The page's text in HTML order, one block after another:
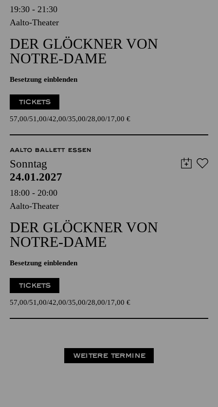
19:30 - 21:30
Aalto-Theater
DER GLÖCKNER­ VON
NOTRE-DAME
Besetzung einblenden
TICKETS
57,00 51,00 42,00 35,00 28,00 17,00 €
AALTO BALLETT ESSEN
Sonntag
24.01.2027
18:00 - 20:00
Aalto-Theater
DER GLÖCKNER­ VON
NOTRE-DAME
Besetzung einblenden
TICKETS
57,00 51,00 42,00 35,00 28,00 17,00 €
WEITERE TERMINE